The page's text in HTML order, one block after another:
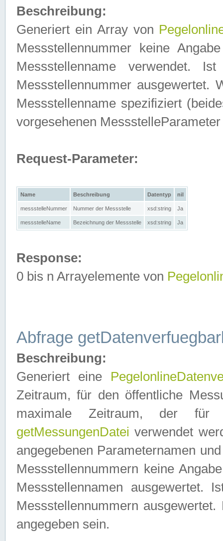
Beschreibung:
Generiert ein Array von
Messstellennummer keine
Messstellenname verwendet.
Messstellennummer ausgewertet.
Messstellenname spezifiziert
vorgesehenen
Request-Parameter:
Name Beschreibung Datentyp nil
messstelleNummer Nummer der Messstelle xsd:string Ja
messstelleName Bezeichnung der Messstelle xsd:string Ja
Response:
0 bis n Arrayelemente von
Abfrage
Beschreibung:
Generiert eine
Zeitraum, für den öffentliche
maximale Zeitraum, der
getMessungenDatei verwendet
angegebenen Parameternamen
Messstellennummern keine
Messstellennamen ausgewertet.
Messstellennummern
angegeben sein.